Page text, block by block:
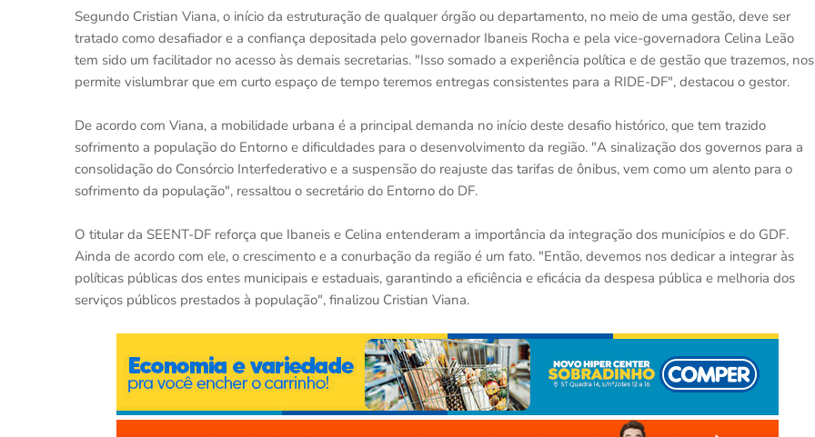
Segundo Cristian Viana, o início da estruturação de qualquer órgão ou departamento, no meio de uma gestão, deve ser
tratado como desafiador e a confiança depositada pelo governador Ibaneis Rocha e pela vice-governadora Celina Leão
tem sido um facilitador no acesso às demais secretarias. "Isso somado a experiência política e de gestão que trazemos, nos
permite vislumbrar que em curto espaço de tempo teremos entregas consistentes para a RIDE-DF", destacou o gestor.
De acordo com Viana, a mobilidade urbana é a principal demanda no início deste desafio histórico, que tem trazido
sofrimento a população do Entorno e dificuldades para o desenvolvimento da região. "A sinalização dos governos para a
consolidação do Consórcio Interfederativo e a suspensão do reajuste das tarifas de ônibus, vem como um alento para o
sofrimento da população", ressaltou o secretário do Entorno do DF.
O titular da SEENT-DF reforça que Ibaneis e Celina entenderam a importância da integração dos municípios e do GDF.
Ainda de acordo com ele, o crescimento e a conurbação da região é um fato. "Então, devemos nos dedicar a integrar às
políticas públicas dos entes municipais e estaduais, garantindo a eficiência e eficácia da despesa pública e melhoria dos
serviços públicos prestados à população", finalizou Cristian Viana.